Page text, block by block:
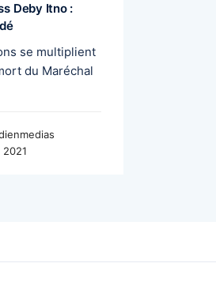
Deby Itno :
se multiplient
du Maréchal